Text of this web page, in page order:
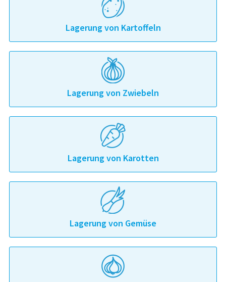
Lagerung von Kartoffeln
Lagerung von Zwiebeln
Lagerung von Karotten
Lagerung von Gemüse